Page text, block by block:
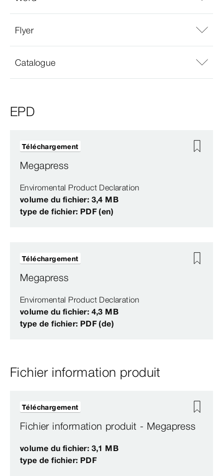
Flyer
Catalogue
EPD
Megapress
Enviromental Product Declaration
volume du fichier: 3,4 MB
type de fichier: PDF (en)
Téléchargement
Megapress
Enviromental Product Declaration
volume du fichier: 4,3 MB
type de fichier: PDF (de)
Téléchargement
Fichier information produit
Fichier information produit - Megapress
volume du fichier: 3,1 MB
type de fichier: PDF
Téléchargement